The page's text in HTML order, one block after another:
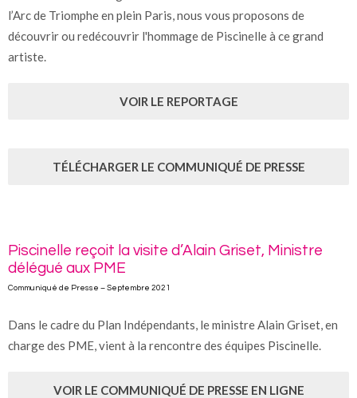
l’Arc de Triomphe en plein Paris, nous vous proposons de
découvrir ou redécouvrir l'hommage de Piscinelle à ce grand
artiste.
VOIR LE REPORTAGE
TÉLÉCHARGER LE COMMUNIQUÉ DE PRESSE
Piscinelle reçoit la visite d’Alain Griset, Ministre
délégué aux PME
Communiqué de Presse – Septembre 2021
Dans le cadre du Plan Indépendants, le ministre Alain Griset, en
charge des PME, vient à la rencontre des équipes Piscinelle.
VOIR LE COMMUNIQUÉ DE PRESSE EN LIGNE